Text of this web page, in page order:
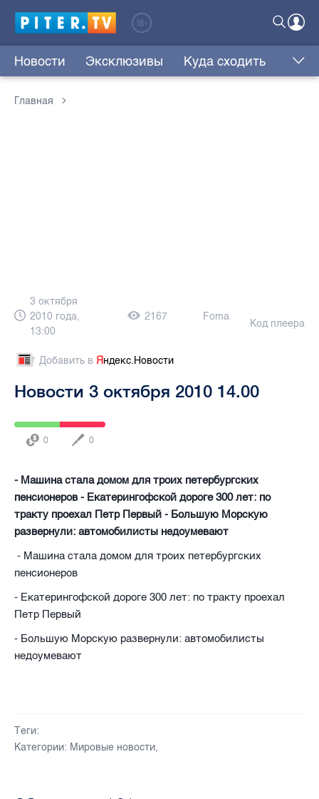
Новости Эксклюзивы Куда сходить
Главная
3 октября
2010 года,
13:00
2167 Foma
Код плеера
Добавить в Яндекс.Новости
Новости 3 октября 2010 14.00
0 0
- Машина стала домом для троих петербургских
пенсионеров - Екатерингофской дороге 300 лет: по
тракту проехал Петр Первый - Большую Морскую
развернули: автомобилисты недоумевают
- Машина стала домом для троих петербургских
пенсионеров
- Екатерингофской дороге 300 лет: по тракту проехал
Петр Первый
- Большую Морскую развернули: автомобилисты
недоумевают
Теги:
Категории: Мировые новости,